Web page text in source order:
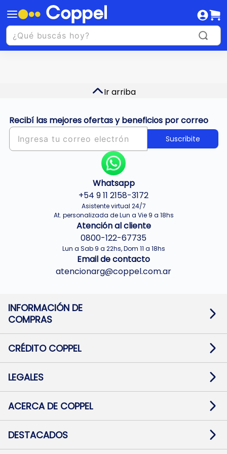
Ir arriba
Recibí las mejores ofertas y beneficios por correo
Suscribite
Whatsapp
+54 9 11 2158-3172
Asistente virtual 24/7
At. personalizada de Lun a Vie 9 a 18hs
Atención al cliente
0800-122-67735
Lun a Sab 9 a 22hs, Dom 11 a 18hs
Email de contacto
atencionarg@coppel.com.ar
INFORMACIÓN DE
COMPRAS
Términos y condiciones
Botón de arrepentimiento
Mapa de sitio
CRÉDITO COPPEL
Solicitar Crédito
Medios de Pago
Pago Fácil Online
LEGALES
Baja contratos
Defensa al consumidor CABA
ACERCA DE COPPEL
Trabajá con Nosotros
Preguntas Frecuentes
DESTACADOS